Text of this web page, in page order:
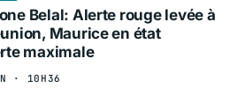
Belal: Alerte rouge levée à
Maurice en état
maximale
· 10H36